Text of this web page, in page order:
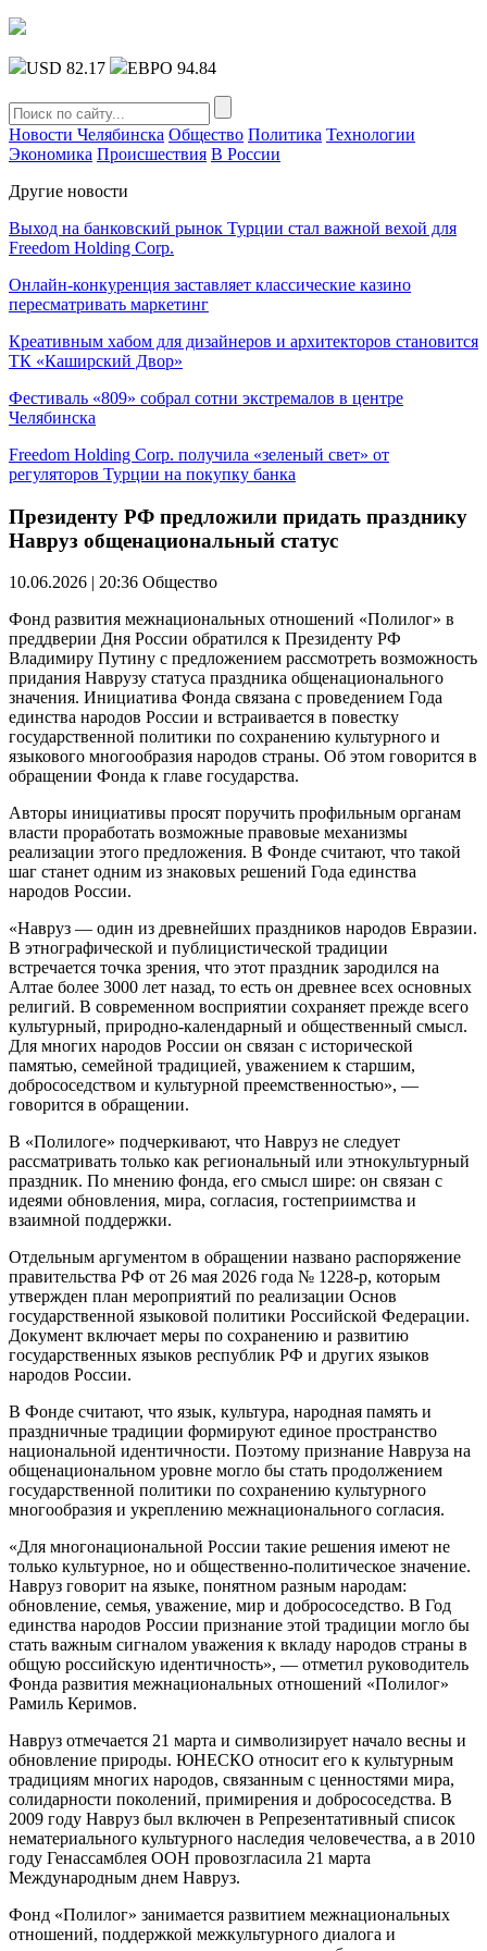
USD 82.17 ЕВРО 94.84
Новости Челябинска Общество Политика Технологии
Экономика Происшествия В России
Другие новости
Выход на банковский рынок Турции стал важной вехой для
Freedom Holding Corp.
Онлайн-конкуренция заставляет классические казино
пересматривать маркетинг
Креативным хабом для дизайнеров и архитекторов становится
ТК «Каширский Двор»
Фестиваль «809» собрал сотни экстремалов в центре
Челябинска
Freedom Holding Corp. получила «зеленый свет» от
регуляторов Турции на покупку банка
Президенту РФ предложили придать празднику
Навруз общенациональный статус
10.06.2026 | 20:36 Общество
Фонд развития межнациональных отношений «Полилог» в
преддверии Дня России обратился к Президенту РФ
Владимиру Путину с предложением рассмотреть возможность
придания Наврузу статуса праздника общенационального
значения. Инициатива Фонда связана с проведением Года
единства народов России и встраивается в повестку
государственной политики по сохранению культурного и
языкового многообразия народов страны. Об этом говорится в
обращении Фонда к главе государства.
Авторы инициативы просят поручить профильным органам
власти проработать возможные правовые механизмы
реализации этого предложения. В Фонде считают, что такой
шаг станет одним из знаковых решений Года единства
народов России.
«Навруз — один из древнейших праздников народов Евразии.
В этнографической и публицистической традиции
встречается точка зрения, что этот праздник зародился на
Алтае более 3000 лет назад, то есть он древнее всех основных
религий. В современном восприятии сохраняет прежде всего
культурный, природно-календарный и общественный смысл.
Для многих народов России он связан с исторической
памятью, семейной традицией, уважением к старшим,
добрососедством и культурной преемственностью», —
говорится в обращении.
В «Полилоге» подчеркивают, что Навруз не следует
рассматривать только как региональный или этнокультурный
праздник. По мнению фонда, его смысл шире: он связан с
идеями обновления, мира, согласия, гостеприимства и
взаимной поддержки.
Отдельным аргументом в обращении названо распоряжение
правительства РФ от 26 мая 2026 года № 1228-р, которым
утвержден план мероприятий по реализации Основ
государственной языковой политики Российской Федерации.
Документ включает меры по сохранению и развитию
государственных языков республик РФ и других языков
народов России.
В Фонде считают, что язык, культура, народная память и
праздничные традиции формируют единое пространство
национальной идентичности. Поэтому признание Навруза на
общенациональном уровне могло бы стать продолжением
государственной политики по сохранению культурного
многообразия и укреплению межнационального согласия.
«Для многонациональной России такие решения имеют не
только культурное, но и общественно-политическое значение.
Навруз говорит на языке, понятном разным народам:
обновление, семья, уважение, мир и добрососедство. В Год
единства народов России признание этой традиции могло бы
стать важным сигналом уважения к вкладу народов страны в
общую российскую идентичность», — отметил руководитель
Фонда развития межнациональных отношений «Полилог»
Рамиль Керимов.
Навруз отмечается 21 марта и символизирует начало весны и
обновление природы. ЮНЕСКО относит его к культурным
традициям многих народов, связанным с ценностями мира,
солидарности поколений, примирения и добрососедства. В
2009 году Навруз был включен в Репрезентативный список
нематериального культурного наследия человечества, а в 2010
году Генассамблея ООН провозгласила 21 марта
Международным днем Навруз.
Фонд «Полилог» занимается развитием межнациональных
отношений, поддержкой межкультурного диалога и